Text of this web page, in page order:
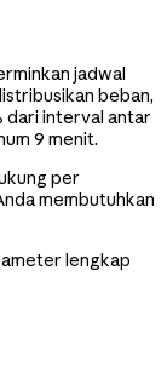
jadwal
beban,
dari interval antar
9 menit.
per
membutuhkan
lengkap